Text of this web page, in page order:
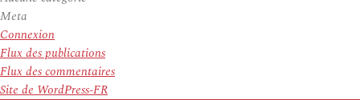
Meta
Connexion
Flux des publications
Flux des commentaires
Site de WordPress-FR